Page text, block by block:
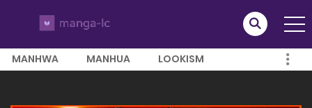
MANHWA MANHUA LOOKISM